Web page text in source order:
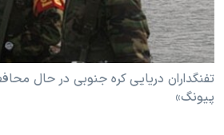
فرهنگ و زندگی
حقوق شهروندی
اقتصادی
علم و فناوری
مستندها
انتخابات ریاست جمهوری آمریکا ۲۰۲۴
حمله جمهوری اسلامی به اسرائیل
رمز مهسا
دنبال کنید
تفنگداران دریایی کره جنوبی در حال
پیونگ»